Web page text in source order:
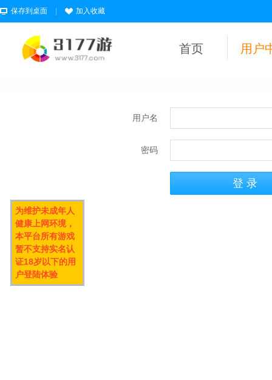
保存到桌面 加入收藏
首页 用户
用户名
密码
为维护未成年人
健康上网环境，
本平台所有游戏
暂不支持实名认
证18岁以下的用
户登陆体验